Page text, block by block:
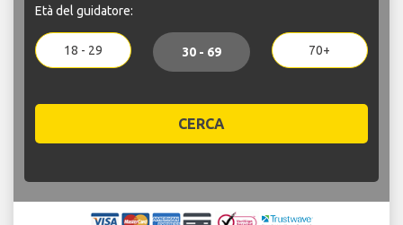
Età del guidatore:
18 - 29 30 - 69 70+
CERCA